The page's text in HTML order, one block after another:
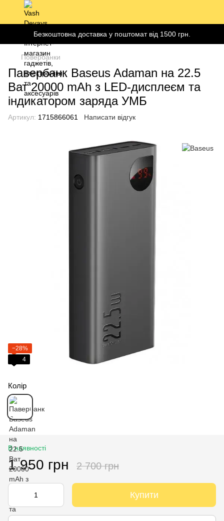
Безкоштовна доставка у поштомат від 1500 грн.
Повербанки
Павербанк Baseus Adaman на 22.5
Ват 20000 mAh з LED-дисплеєм та
індикатором заряда УМБ
Артикул: 1715866061 Написати відгук
−28%
4
Колір
В наявності
1 950 грн 2 700 грн
Купити